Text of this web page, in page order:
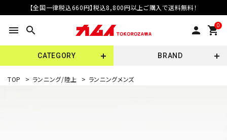
【全国一律税込660円】税込8,800円以上ご購入で送料無料！
menu search person 0
shopping_cart
CATEGORY BRAND
TOP > ランニング/陸上 > ランニングメンズ